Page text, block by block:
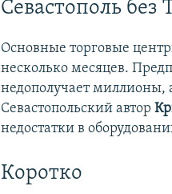
Севастополь без
Основные торговые
несколько месяцев.
недополучает миллионы,
Севастопольский автор
недостатки в
Коротко